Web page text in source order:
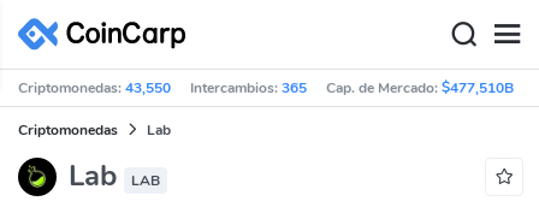
Criptomonedas:43,550 Intercambios:365 Cap. de Mercado:$477,510B
Criptomonedas Lab
Lab LAB